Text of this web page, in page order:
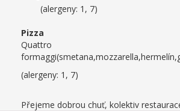
(alergeny: 1, 7)
Pizza
Quattro
(alergeny: 1, 7)
Přejeme dobrou chuť, kolektiv